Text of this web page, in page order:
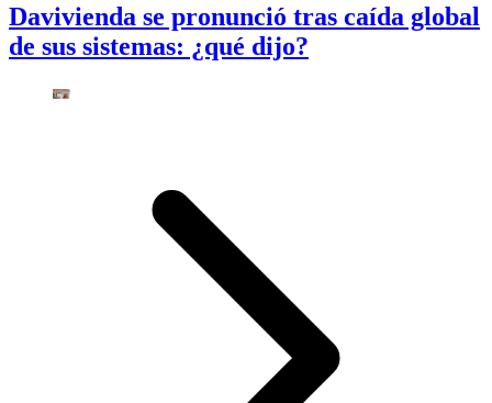
Davivienda se pronunció tras caída global
de sus sistemas: ¿qué dijo?